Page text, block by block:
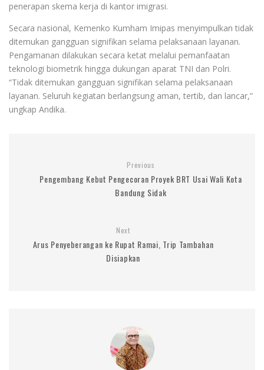
penerapan skema kerja di kantor imigrasi.
Secara nasional, Kemenko Kumham Imipas menyimpulkan tidak
ditemukan gangguan signifikan selama pelaksanaan layanan.
Pengamanan dilakukan secara ketat melalui pemanfaatan
teknologi biometrik hingga dukungan aparat TNI dan Polri.
“Tidak ditemukan gangguan signifikan selama pelaksanaan
layanan. Seluruh kegiatan berlangsung aman, tertib, dan lancar,”
ungkap Andika.
Previous
Pengembang Kebut Pengecoran Proyek BRT Usai Wali Kota
Bandung Sidak
Next
Arus Penyeberangan ke Rupat Ramai, Trip Tambahan
Disiapkan